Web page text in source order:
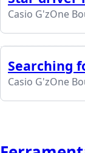
Casio G'zOne
Searching
Casio G'zOne